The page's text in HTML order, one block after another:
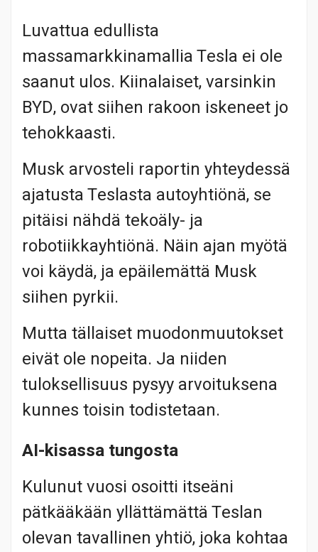
Luvattua edullista
massamarkkinamallia Tesla ei ole
saanut ulos. Kiinalaiset, varsinkin
BYD, ovat siihen rakoon iskeneet jo
tehokkaasti.
Musk arvosteli raportin yhteydessä
ajatusta Teslasta autoyhtiönä, se
pitäisi nähdä tekoäly- ja
robotiikkayhtiönä. Näin ajan myötä
voi käydä, ja epäilemättä Musk
siihen pyrkii.
Mutta tällaiset muodonmuutokset
eivät ole nopeita. Ja niiden
tuloksellisuus pysyy arvoituksena
kunnes toisin todistetaan.
AI-kisassa tungosta
Kulunut vuosi osoitti itseäni
pätkääkään yllättämättä Teslan
olevan tavallinen yhtiö, joka kohtaa